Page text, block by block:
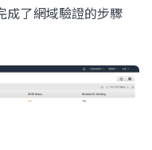
成了網域驗證的步驟